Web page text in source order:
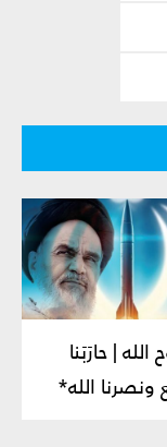
الله | حارَبَنا
ونصرنا الله*